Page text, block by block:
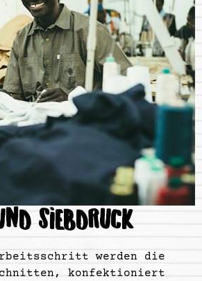
SIEBDRUCK
werden die
konfektioniert